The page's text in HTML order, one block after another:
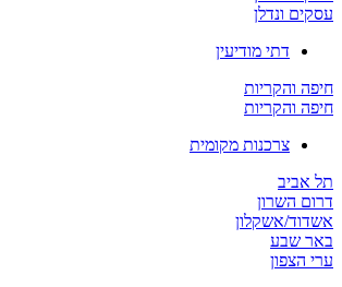
עסקים ונדלן
דתי מודיעין
חיפה והקריות
חיפה והקריות
צרכנות מקומית
תל אביב
דרום השרון
אשדוד/אשקלון
באר שבע
ערי הצפון